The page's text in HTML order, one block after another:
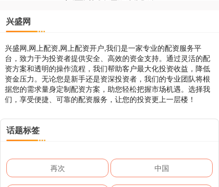
兴盛网
兴盛网,网上配资,网上配资开户,我们是一家专业的配资服务平
台，致力于为投资者提供安全、高效的资金支持。通过灵活的配
资方案和透明的操作流程，我们帮助客户最大化投资收益，降低
资金压力。无论您是新手还是资深投资者，我们的专业团队将根
据您的需求量身定制配资方案，助您轻松把握市场机遇。选择我
们，享受便捷、可靠的配资服务，让您的投资更上一层楼！
话题标签
再次 中国